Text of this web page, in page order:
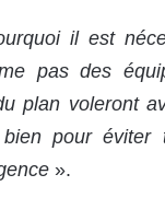
il est
pas des
plan voleront
pour
».